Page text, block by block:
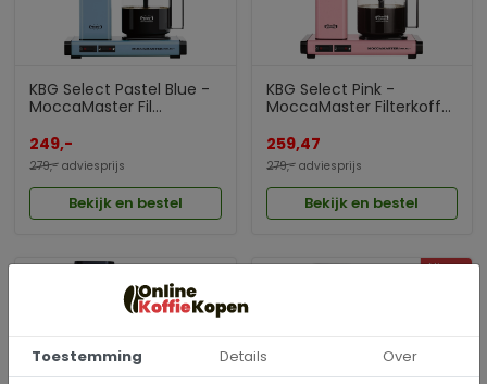
KBG Select Pastel Blue -
MoccaMaster Fil...
249,-
279,- adviesprijs
Bekijk en bestel
KBG Select Pink -
MoccaMaster Filterkoff...
259,47
279,-adviesprijs
Bekijk en bestel
Nieuw
Toestemming Details Over